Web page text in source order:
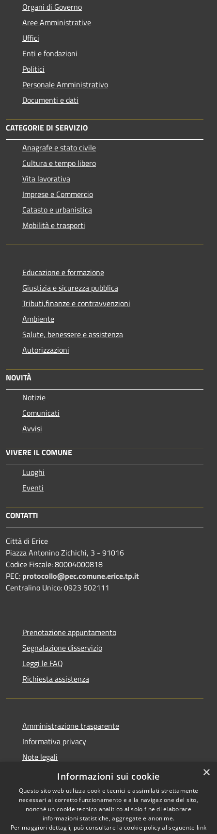
Organi di Governo
Aree Amministrative
Uffici
Enti e fondazioni
Politici
Personale Amministrativo
Documenti e dati
CATEGORIE DI SERVIZIO
Anagrafe e stato civile
Cultura e tempo libero
Vita lavorativa
Imprese e Commercio
Catasto e urbanistica
Mobilità e trasporti
Educazione e formazione
Giustizia e sicurezza pubblica
Tributi,finanze e contravvenzioni
Ambiente
Salute, benessere e assistenza
Autorizzazioni
NOVITÀ
Notizie
Comunicati
Avvisi
VIVERE IL COMUNE
Luoghi
Eventi
CONTATTI
Città di Erice
Piazza Antonino Zichichi, 3 - 91016
Codice Fiscale: 80004000818
PEC: protocollo@pec.comune.erice.tp.it
Centralino Unico: 0923 502111
Prenotazione appuntamento
Segnalazione disservizio
Leggi le FAQ
Richiesta assistenza
Amministrazione trasparente
Informativa privacy
Note legali
Dichiarazione di accessibilità
Copyright © 2026 • Città di
×
Informazioni sui cookie
Questo sito web utilizza cookie tecnici e assimilati strettamente
necessari al corretto funzionamento e alla navigazione del sito,
nonché un cookie tecnico analitico al solo fine di elaborare
informazioni statistiche, aggregate e anonime.
Per maggiori dettagli, può consultare la cookie policy al seguente link